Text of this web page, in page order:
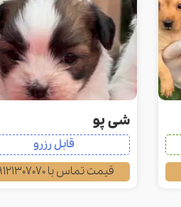
شی پو
قابل رزرو
قیمت تماس با 09121307070